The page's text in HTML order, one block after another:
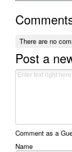
There are no
Post a
Comment as a
Name